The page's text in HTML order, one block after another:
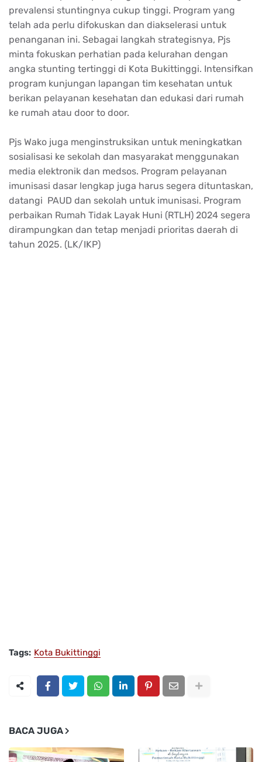
prevalensi stuntingnya cukup tinggi. Program yang
telah ada perlu difokuskan dan diakselerasi untuk
penanganan ini. Sebagai langkah strategisnya, Pjs
minta fokuskan perhatian pada kelurahan dengan
angka stunting tertinggi di Kota Bukittinggi. Intensifkan
program kunjungan lapangan tim kesehatan untuk
berikan pelayanan kesehatan dan edukasi dari rumah
ke rumah atau door to door.
Pjs Wako juga menginstruksikan untuk meningkatkan
sosialisasi ke sekolah dan masyarakat menggunakan
media elektronik dan medsos. Program pelayanan
imunisasi dasar lengkap juga harus segera dituntaskan,
datangi PAUD dan sekolah untuk imunisasi. Program
perbaikan Rumah Tidak Layak Huni (RTLH) 2024 segera
dirampungkan dan tetap menjadi prioritas daerah di
tahun 2025. (LK/IKP)
Tags: Kota Bukittinggi
BACA JUGA